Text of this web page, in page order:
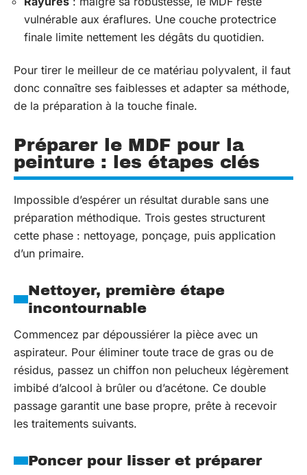
vulnérable aux éraflures. Une couche protectrice
finale limite nettement les dégâts du quotidien.
Pour tirer le meilleur de ce matériau polyvalent, il faut
donc connaître ses faiblesses et adapter sa méthode,
de la préparation à la touche finale.
Préparer le MDF pour la
peinture : les étapes clés
Impossible d’espérer un résultat durable sans une
préparation méthodique. Trois gestes structurent
cette phase : nettoyage, ponçage, puis application
d’un primaire.
Nettoyer, première étape
incontournable
Commencez par dépoussiérer la pièce avec un
aspirateur. Pour éliminer toute trace de gras ou de
résidus, passez un chiffon non pelucheux légèrement
imbibé d’alcool à brûler ou d’acétone. Ce double
passage garantit une base propre, prête à recevoir
les traitements suivants.
Poncer pour lisser et préparer